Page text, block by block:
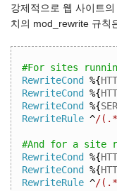
강제적으로 웹 사이트
치의 mod_rewrite 규칙
#For sites
RewriteCond %{
RewriteCond %{
RewriteCond %{
RewriteRule ^/
#And for a site
RewriteCond %{
RewriteCond %{
RewriteRule ^/